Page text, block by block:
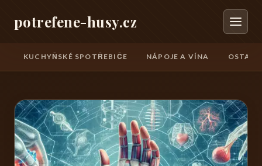
potrefene-husy.cz
KUCHYŇSKÉ SPOTŘEBIČE NÁPOJE A VÍNA